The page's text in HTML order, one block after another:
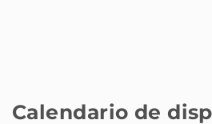
Calendario de